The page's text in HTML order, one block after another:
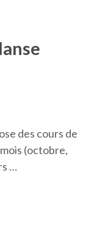
des cours de
(octobre,
…